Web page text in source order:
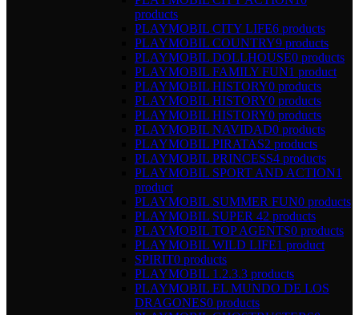
products
PLAYMOBIL CITY LIFE6 products
PLAYMOBIL COUNTRY9 products
PLAYMOBIL DOLLHOUSE0 products
PLAYMOBIL FAMILY FUN1 product
PLAYMOBIL HISTORY0 products
PLAYMOBIL HISTORY0 products
PLAYMOBIL HISTORY0 products
PLAYMOBIL NAVIDAD0 products
PLAYMOBIL PIRATAS2 products
PLAYMOBIL PRINCESS4 products
PLAYMOBIL SPORT AND ACTION1
product
PLAYMOBIL SUMMER FUN0 products
PLAYMOBIL SUPER 42 products
PLAYMOBIL TOP AGENTS0 products
PLAYMOBIL WILD LIFE1 product
SPIRIT0 products
PLAYMOBIL 1.2.3.3 products
PLAYMOBIL EL MUNDO DE LOS
DRAGONES0 products